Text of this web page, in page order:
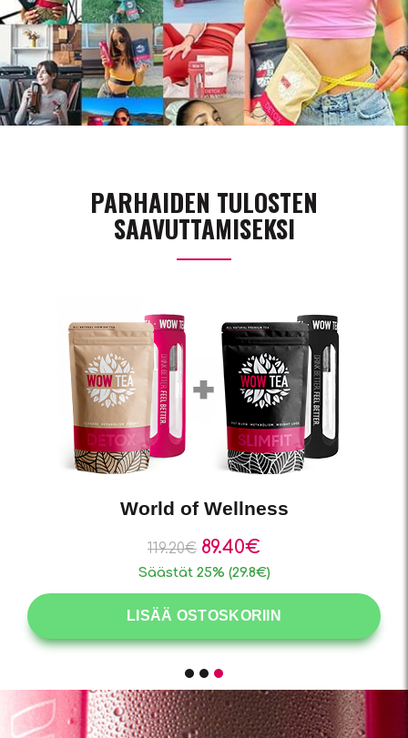
PARHAIDEN TULOSTEN
SAAVUTTAMISEKSI
New Year New Me
56.40€ 47.90€
Säästät 15% (8.5€)
LISÄÄ OSTOSKORIIN